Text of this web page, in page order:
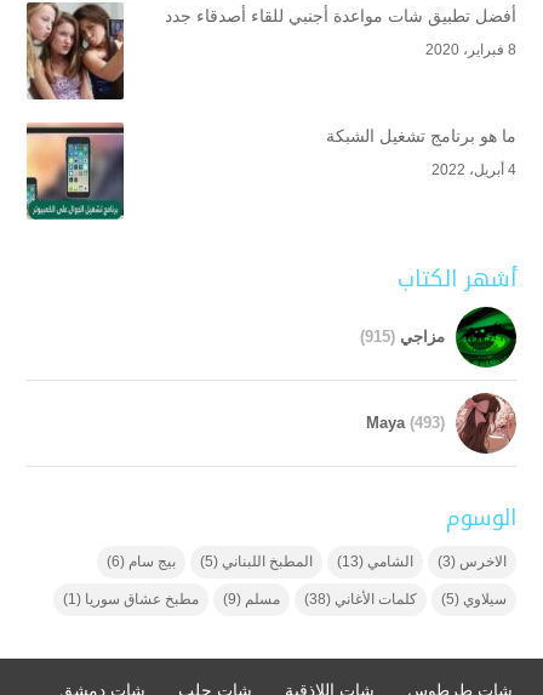
أفضل تطبيق شات مواعدة أجنبي للقاء أصدقاء جدد
8 فبراير، 2020
ما هو برنامج تشغيل الشبكة
4 أبريل، 2022
أشهر الكتاب
مزاجي (915)
Maya (493)
الوسوم
الاخرس (3) الشامي (13) المطبخ اللبناني (5) بيج سام (6)
سيلاوي (5) كلمات الأغاني (38) مسلم (9) مطبخ عشاق سوريا (1)
شات طرطوس شات اللاذقية شات حلب شات دمشق